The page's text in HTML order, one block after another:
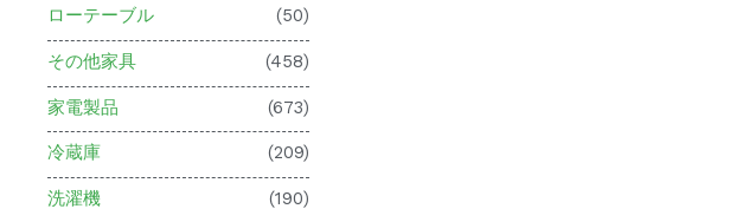
ローテーブル (50)
その他家具 (458)
家電製品 (673)
冷蔵庫 (209)
洗濯機 (190)